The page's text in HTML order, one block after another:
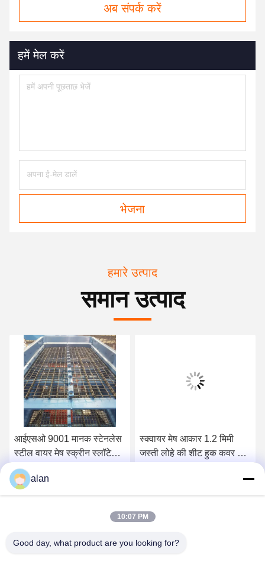
अब संपर्क करें
हमें मेल करें
भेजना
हमारे उत्पाद
समान उत्पाद
आईएसओ 9001 मानक स्टेनलेस
स्टील वायर मेष स्क्रीन स्लॉटेड
क्वेर्री
सबसे अच्छी कीमत पाएं
स्क्वायर मेष आकार 1.2 मिमी
जस्ती लोहे की शीट हुक कवर के
alan
10:07 PM
Good day, what product are you looking for?